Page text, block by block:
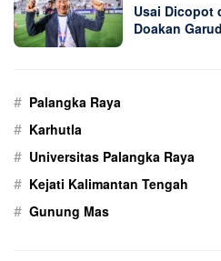
Usai Dicopot
Doakan
# Palangka Raya
# Karhutla
# Universitas Palangka Raya
# Kejati Kalimantan Tengah
# Gunung Mas